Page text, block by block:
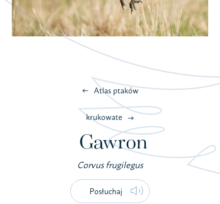
Atlas ptaków
krukowate
Gawron
Corvus frugilegus
Posłuchaj